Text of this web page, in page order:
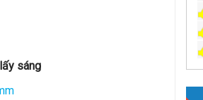
sáng